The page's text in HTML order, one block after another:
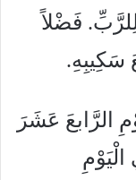
فَضْلاً
سَكِيبِهِ.
الرَّابعَ عَشَرَ
17وَفِي الْيَوْمِ